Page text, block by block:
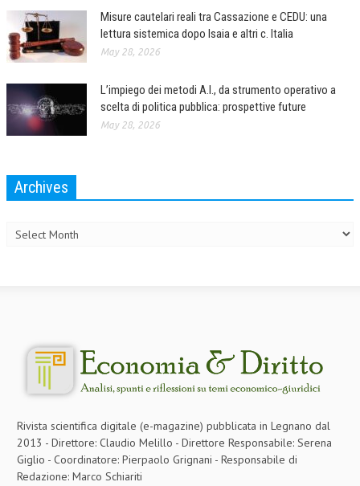
Misure cautelari reali tra Cassazione e CEDU: una
lettura sistemica dopo Isaia e altri c. Italia
May 28, 2026
L’impiego dei metodi A.I., da strumento operativo a
scelta di politica pubblica: prospettive future
May 28, 2026
Archives
Rivista scientifica digitale (e-magazine) pubblicata in Legnano dal
2013 - Direttore: Claudio Melillo - Direttore Responsabile: Serena
Giglio - Coordinatore: Pierpaolo Grignani - Responsabile di
Redazione: Marco Schiariti